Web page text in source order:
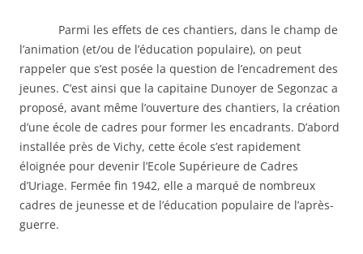
Parmi les effets de ces chantiers, dans le champ de
l’animation (et/ou de l’éducation populaire), on peut
rappeler que s’est posée la question de l’encadrement des
jeunes. C’est ainsi que la capitaine Dunoyer de Segonzac a
proposé, avant même l’ouverture des chantiers, la création
d’une école de cadres pour former les encadrants. D’abord
installée près de Vichy, cette école s’est rapidement
éloignée pour devenir l’Ecole Supérieure de Cadres
d’Uriage. Fermée fin 1942, elle a marqué de nombreux
cadres de jeunesse et de l’éducation populaire de l’après-
guerre.